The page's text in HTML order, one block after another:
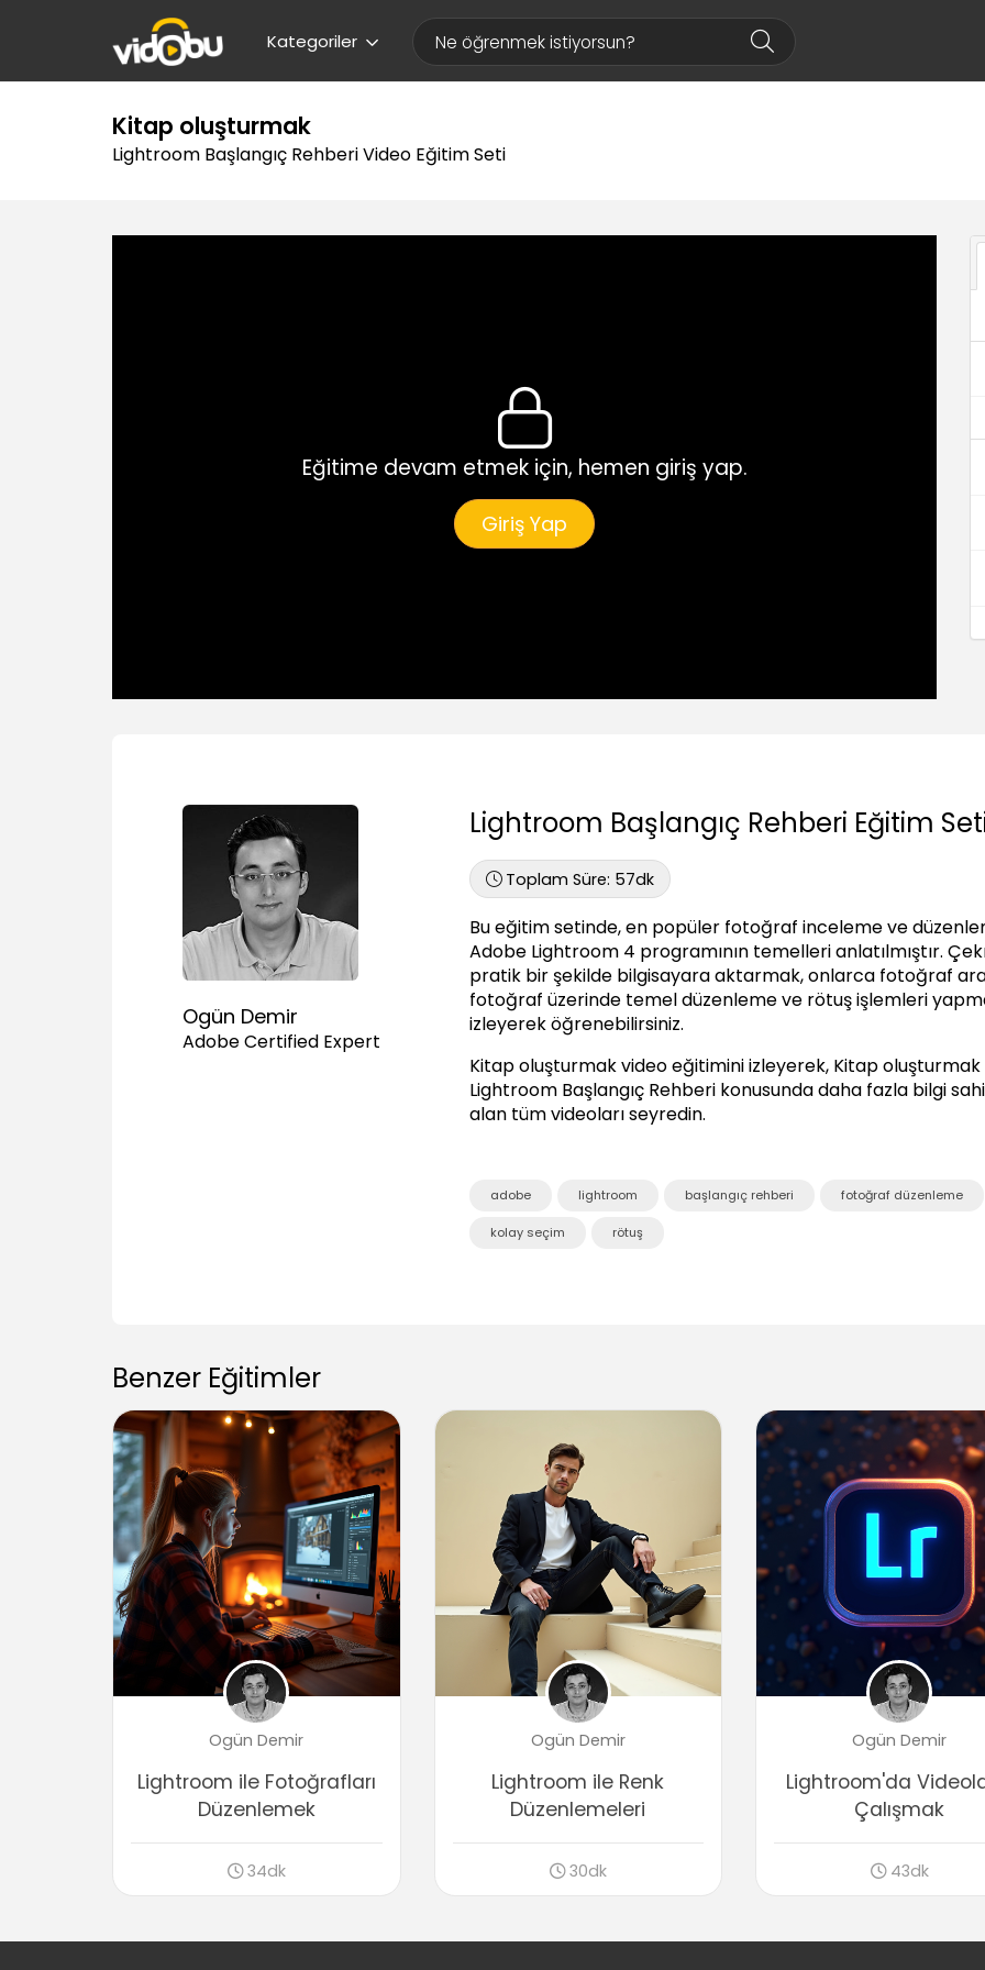
Kategoriler
Kitap oluşturmak
Lightroom Başlangıç Rehberi Video Eğitim Seti
Eğitime devam etmek için, hemen giriş yap.
Giriş Yap
Ogün Demir
Adobe Certified Expert
Lightroom Başlangıç Rehberi Eğitim
Toplam Süre: 57dk
Bu eğitim setinde, en popüler fotoğraf inceleme ve
Adobe Lightroom 4 programının temelleri anlatılmıştır.
pratik bir şekilde bilgisayara aktarmak, onlarca fotoğraf
fotoğraf üzerinde temel düzenleme ve rötuş işlemleri
izleyerek öğrenebilirsiniz.
Kitap oluşturmak video eğitimini izleyerek, Kitap oluşturmak
Lightroom Başlangıç Rehberikonusunda daha fazla bilgi
alan tüm videoları seyredin.
adobe lightroom başlangıç rehberi fotoğraf düzenleme
kolay seçim rötuş
Benzer Eğitimler
Ogün Demir
Lightroom ile Fotoğrafları
Düzenlemek
34dk
Ogün Demir
Lightroom ile Renk
Düzenlemeleri
30dk
Ogün Demir
Lightroom'da
Çalışmak
43dk